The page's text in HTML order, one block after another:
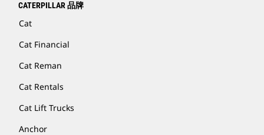
CATERPILLAR 品牌
Cat
Cat Financial
Cat Reman
Cat Rentals
Cat Lift Trucks
Anchor